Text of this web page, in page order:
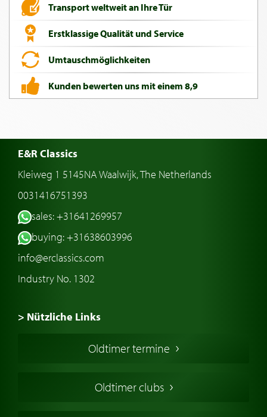
Transport weltweit an Ihre Tür
Erstklassige Qualität und Service
Umtauschmöglichkeiten
Kunden bewerten uns mit einem 8,9
E&R Classics
Kleiweg 1 5145NA Waalwijk, The Netherlands
0031416751393
sales: +31641269957
buying: +31638603996
info@erclassics.com
Industry No. 1302
> Nützliche Links
Oldtimers in Europa
Englische Oldtimer
Oldtimer termine
Oldtimer clubs